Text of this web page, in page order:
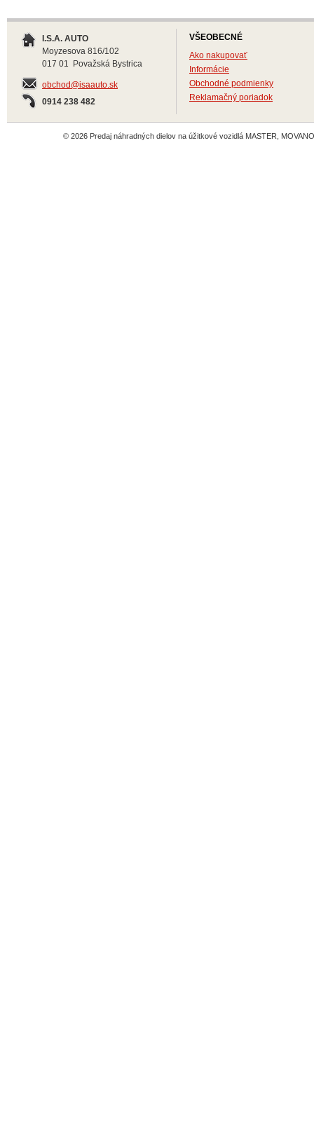
I.S.A. AUTO
Moyzesova 816/102
017 01 Považská Bystrica
obchod@isaauto.sk
0914 238 482
VŠEOBECNÉ
Ako nakupovať
Informácie
Obchodné podmienky
Reklamačný poriadok
© 2026 Predaj náhradných dielov na úžitkové vozidlá MASTER,